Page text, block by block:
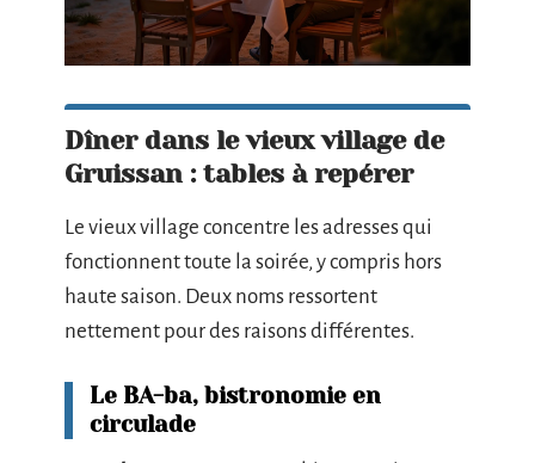
Dîner dans le vieux village de
Gruissan : tables à repérer
Le vieux village concentre les adresses qui
fonctionnent toute la soirée, y compris hors
haute saison. Deux noms ressortent
nettement pour des raisons différentes.
Le BA-ba, bistronomie en
circulade